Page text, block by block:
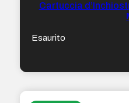
Cartuccia
Esaurito